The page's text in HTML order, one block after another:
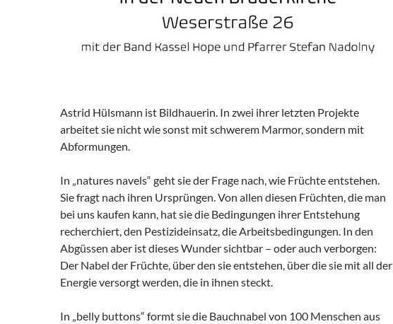
Astrid Hülsmann ist Bildhauerin. In zwei ihrer letzten Projekte
arbeitet sie nicht wie sonst mit schwerem Marmor, sondern mit
Abformungen.
In „natures navels“ geht sie der Frage nach, wie Früchte entstehen.
Sie fragt nach ihren Ursprüngen. Von allen diesen Früchten, die man
bei uns kaufen kann, hat sie die Bedingungen ihrer Entstehung
recherchiert, den Pestizideinsatz, die Arbeitsbedingungen. In den
Abgüssen aber ist dieses Wunder sichtbar – oder auch verborgen:
Der Nabel der Früchte, über den sie entstehen, über die sie mit all der
Energie versorgt werden, die in ihnen steckt.
In „belly buttons“ formt sie die Bauchnabel von 100 Menschen aus